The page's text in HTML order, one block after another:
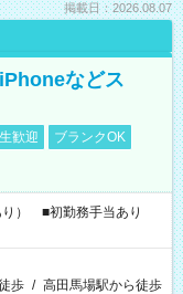
掲載日：2026.08.07
などス
歓迎
ブランクOK
） ■初勤務手当あり
歩 / 高田馬場駅から徒歩